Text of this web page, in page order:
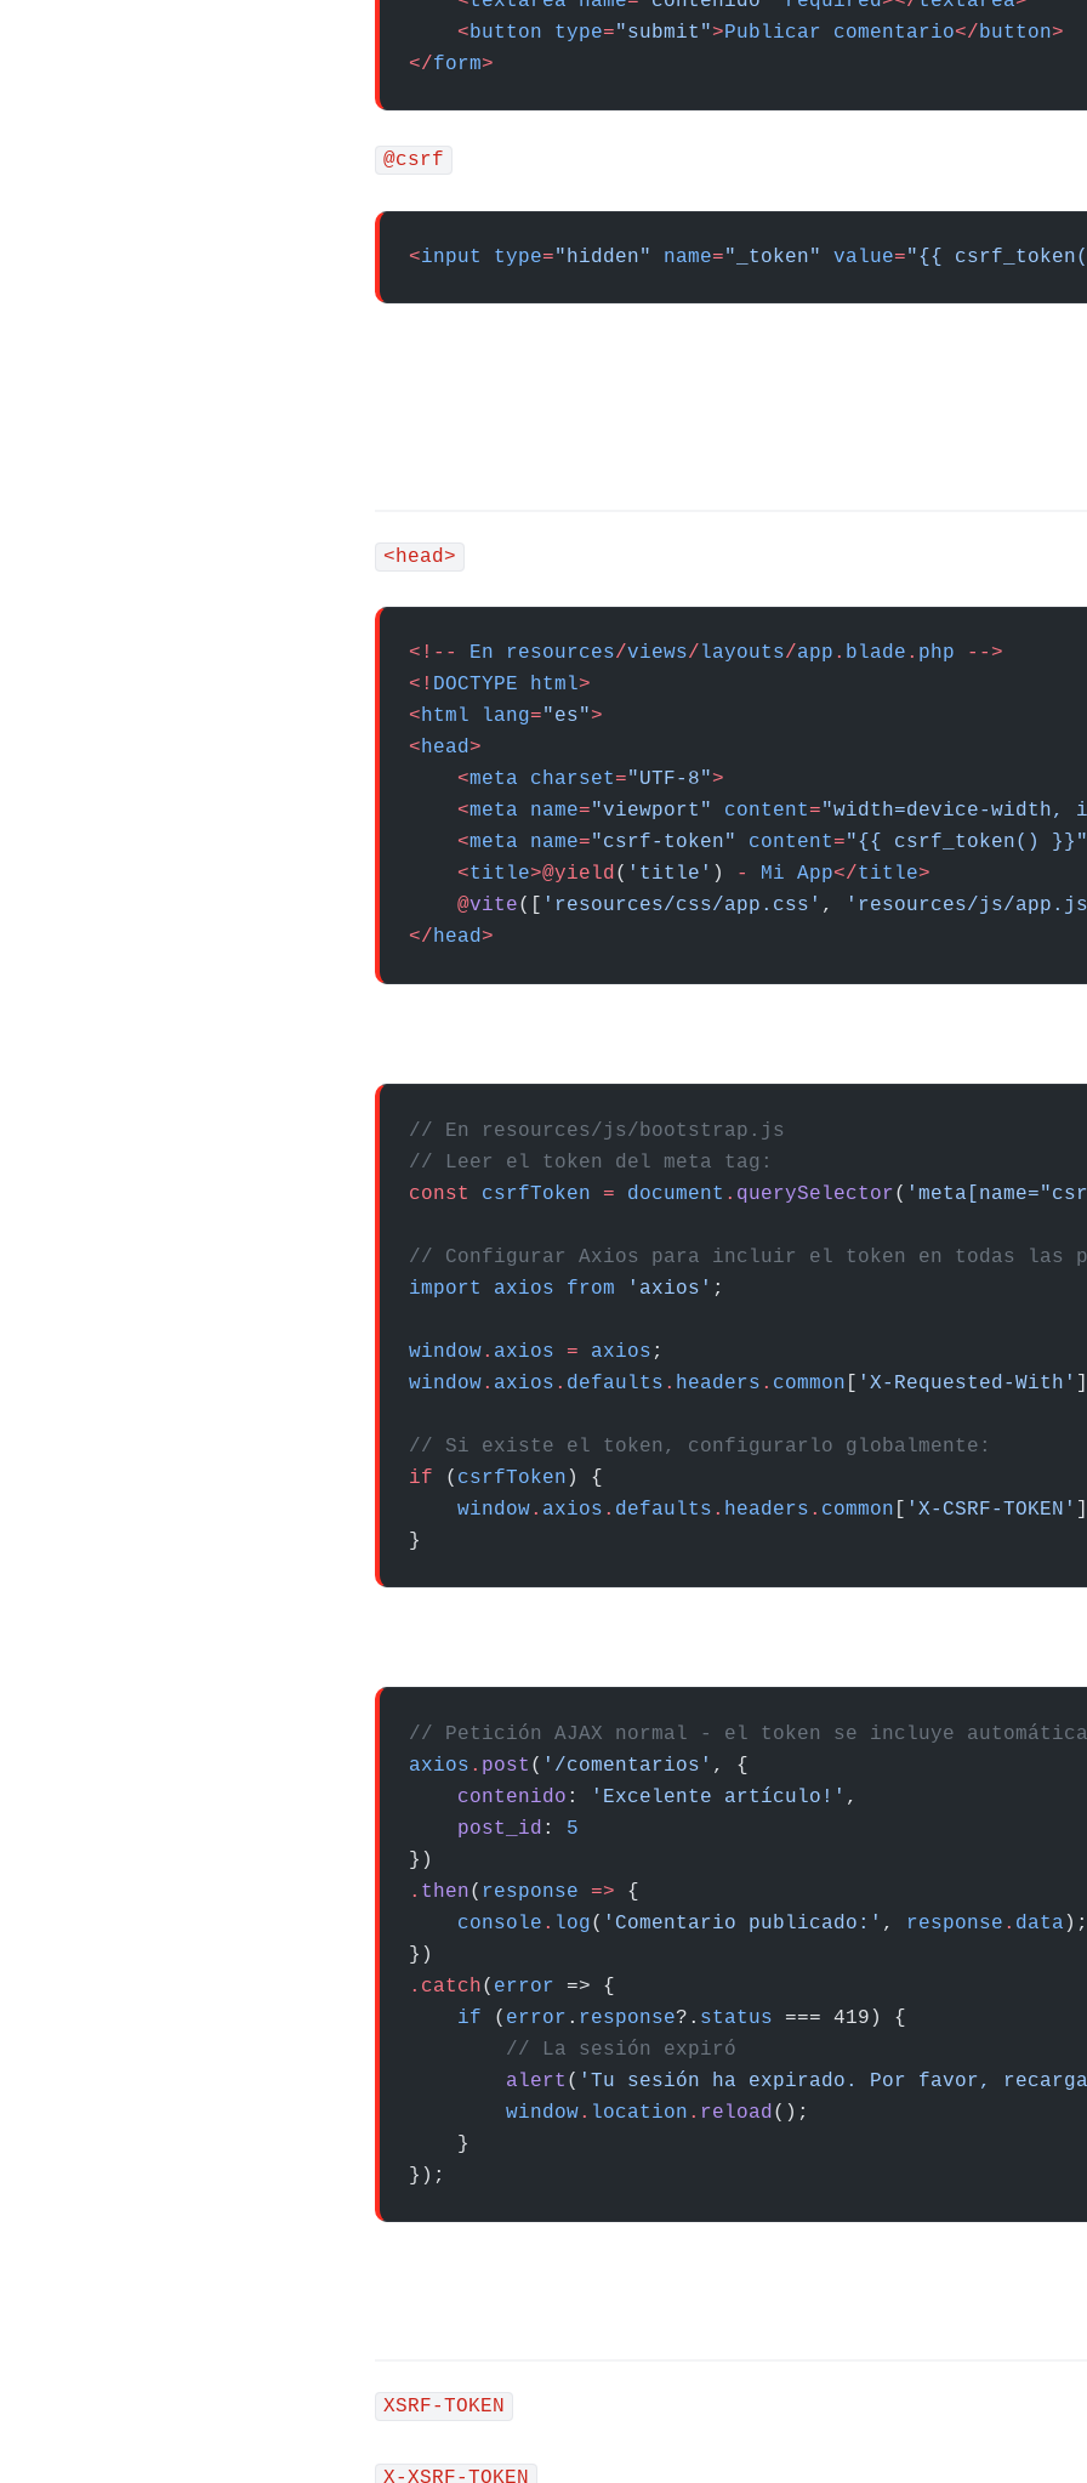
    <
button type="submit">Publicar comentario</button>
</form>
@csrf
<input type="hidden" name="_token" value="{{
<head>
<!-- En resources/views/ layouts/app . blade . php -->
<! DOCTYPE html>
<html lang="es">
<head>
    <
meta charset="UTF-8">
    <
meta name="viewport" content="width=device-width,
    <
meta name="csrf-token" content="{{ csrf_token() }}"
    <
title>@yield( 'title' ) - Mi App</title>
    @
vite([ 'resources/css/app.css' , 'resources/js/
</head>
// En resources/js/bootstrap.js
// Leer el token del meta tag:
const
csrfToken = document . querySelector(
// Configurar Axios para incluir el token en todas las
import
axios from 'axios' ;
window. axios = axios ;
window. axios . defaults . headers . common 'X-Requested-With'
// Si existe el token, configurarlo globalmente:
if ( csrfToken ) {
    window
. axios . defaults . headers . common 'X-CSRF-TOKEN'
}
// Petición AJAX normal - el token se incluye
axios . post ( '/comentarios' , {
    contenido
: 'Excelente artículo!' ,
    post_id
: 5
})
. then( response => {
    console
. log( 'Comentario publicado:' , response . data );
})
. catch( error => {
    if
( error . response?. status === 419) {
        // La sesión expiró
        alert
( 'Tu sesión ha expirado. Por favor,
        window
. location . reload ();
    }
});
XSRF-TOKEN
X-XSRF-TOKEN